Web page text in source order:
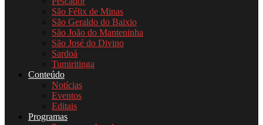
São Félix de Minas
São Geraldo do Baixio
São João do Manteninha
São José do Divino
Sardoá
Tumiritinga
Conteúdo
Notícias
Eventos
Editais
Programas